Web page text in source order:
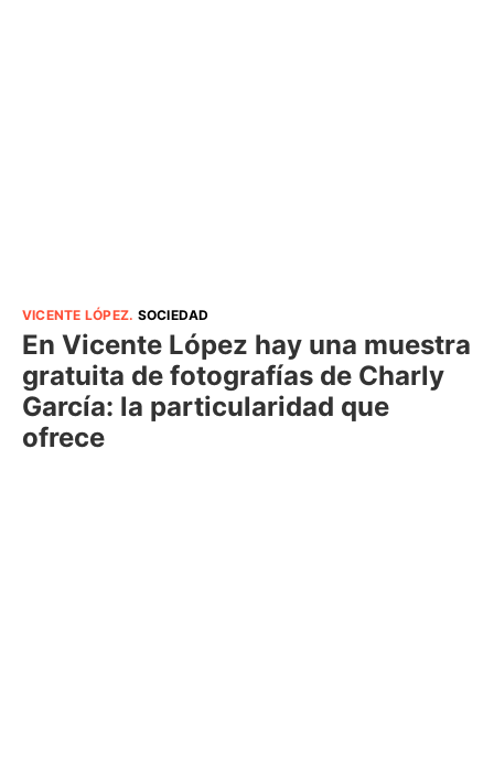
VICENTE LÓPEZ. SOCIEDAD
En Vicente López hay una muestra
gratuita de fotografías de Charly
García: la particularidad que
ofrece